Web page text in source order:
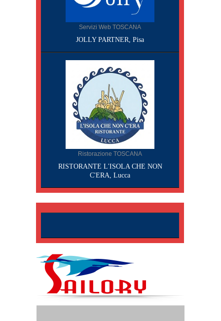
Servizi Web TOSCANA
JOLLY PARTNER, Pisa
Ristorazione TOSCANA
RISTORANTE L'ISOLA CHE NON
C'ERA, Lucca